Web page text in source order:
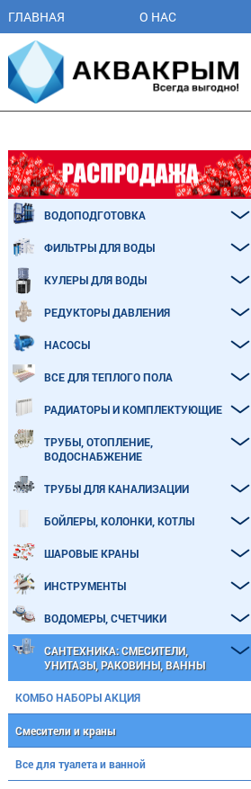
ГЛАВНАЯ О НАС
ВОДОПОДГОТОВКА
ФИЛЬТРЫ ДЛЯ ВОДЫ
КУЛЕРЫ ДЛЯ ВОДЫ
РЕДУКТОРЫ ДАВЛЕНИЯ
НАСОСЫ
ВСЕ ДЛЯ ТЕПЛОГО ПОЛА
РАДИАТОРЫ И КОМПЛЕКТУЮЩИЕ
ТРУБЫ, ОТОПЛЕНИЕ,
ВОДОСНАБЖЕНИЕ
ТРУБЫ ДЛЯ КАНАЛИЗАЦИИ
БОЙЛЕРЫ, КОЛОНКИ, КОТЛЫ
ШАРОВЫЕ КРАНЫ
ИНСТРУМЕНТЫ
ВОДОМЕРЫ, СЧЕТЧИКИ
САНТЕХНИКА: СМЕСИТЕЛИ,
УНИТАЗЫ, РАКОВИНЫ, ВАННЫ
КОМБО НАБОРЫ АКЦИЯ
Смесители и краны
Все для туалета и ванной